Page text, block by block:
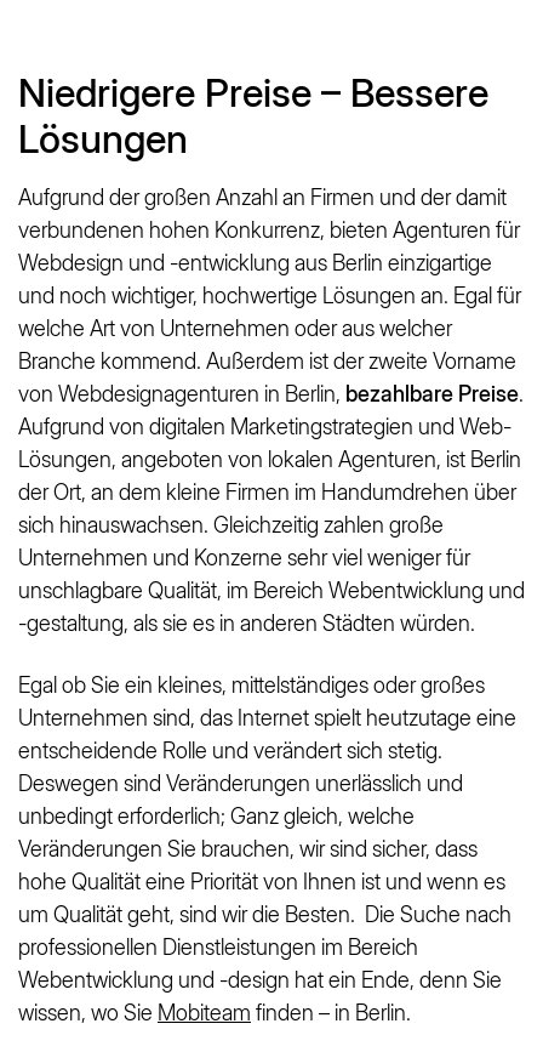
Niedrigere Preise – Bessere
Lösungen
Aufgrund der großen Anzahl an Firmen und der damit
verbundenen hohen Konkurrenz, bieten Agenturen für
Webdesign und -entwicklung aus Berlin einzigartige
und noch wichtiger, hochwertige Lösungen an. Egal für
welche Art von Unternehmen oder aus welcher
Branche kommend. Außerdem ist der zweite Vorname
von Webdesignagenturen in Berlin, bezahlbare Preise.
Aufgrund von digitalen Marketingstrategien und Web-
Lösungen, angeboten von lokalen Agenturen, ist Berlin
der Ort, an dem kleine Firmen im Handumdrehen über
sich hinauswachsen. Gleichzeitig zahlen große
Unternehmen und Konzerne sehr viel weniger für
unschlagbare Qualität, im Bereich Webentwicklung und
-gestaltung, als sie es in anderen Städten würden.
Egal ob Sie ein kleines, mittelständiges oder großes
Unternehmen sind, das Internet spielt heutzutage eine
entscheidende Rolle und verändert sich stetig.
Deswegen sind Veränderungen unerlässlich und
unbedingt erforderlich; Ganz gleich, welche
Veränderungen Sie brauchen, wir sind sicher, dass
hohe Qualität eine Priorität von Ihnen ist und wenn es
um Qualität geht, sind wir die Besten. Die Suche nach
professionellen Dienstleistungen im Bereich
Webentwicklung und -design hat ein Ende, denn Sie
wissen, wo Sie Mobiteam finden – in Berlin.